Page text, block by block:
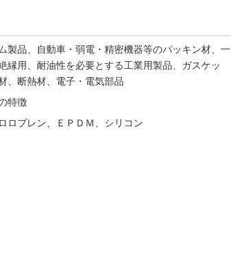
製品、自動車・弱電・精密機器等のパッキン材、一
縁用、耐油性を必要とする工業用製品、ガスケッ
、断熱材、電子・電気部品
特徴
ロプレン、ＥＰＤＭ、シリコン